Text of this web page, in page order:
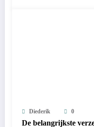
Diederik 0
De belangrijkste